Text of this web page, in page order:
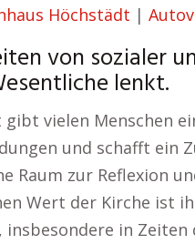
Höchstädt |
von sozialer
lenkt.
vielen Menschen
und schafft ein
Raum zur Reflexion
Wert der Kirche ist
insbesondere in